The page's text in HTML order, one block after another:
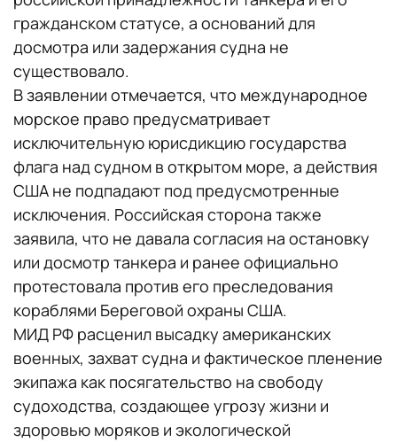
гражданском статусе, а оснований для
досмотра или задержания судна не
существовало.
В заявлении отмечается, что международное
морское право предусматривает
исключительную юрисдикцию государства
флага над судном в открытом море, а действия
США не подпадают под предусмотренные
исключения. Российская сторона также
заявила, что не давала согласия на остановку
или досмотр танкера и ранее официально
протестовала против его преследования
кораблями Береговой охраны США.
МИД РФ расценил высадку американских
военных, захват судна и фактическое пленение
экипажа как посягательство на свободу
судоходства, создающее угрозу жизни и
здоровью моряков и экологической